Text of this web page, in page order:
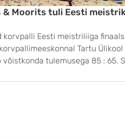
& Moorits tuli Eesti
korvpalli Eesti meistriliiga
Tartu Ülikool
tulemusega 85 : 65.
ja pärast 11 aastat taas ka